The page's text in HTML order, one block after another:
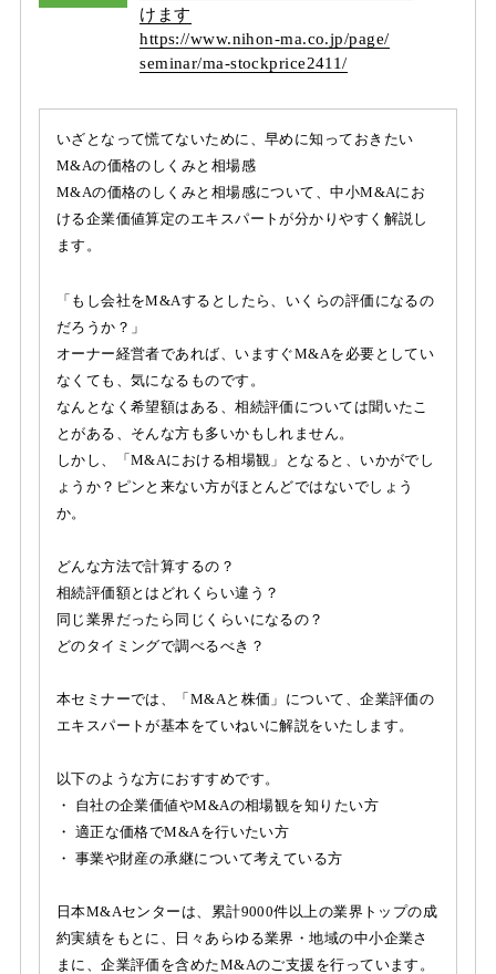
けます
https://www.nihon-ma.co.jp/page/
seminar/ma-stockprice2411/
いざとなって慌てないために、早めに知っておきたい
M&Aの価格のしくみと相場感
M&Aの価格のしくみと相場感について、中小M&Aにお
ける企業価値算定のエキスパートが分かりやすく解説し
ます。
「もし会社をM&Aするとしたら、いくらの評価になるの
だろうか？」
オーナー経営者であれば、いますぐM&Aを必要としてい
なくても、気になるものです。
なんとなく希望額はある、相続評価については聞いたこ
とがある、そんな方も多いかもしれません。
しかし、「M&Aにおける相場観」となると、いかがでし
ょうか？ピンと来ない方がほとんどではないでしょう
か。
どんな方法で計算するの？
相続評価額とはどれくらい違う？
同じ業界だったら同じくらいになるの？
どのタイミングで調べるべき？
本セミナーでは、「M&Aと株価」について、企業評価の
エキスパートが基本をていねいに解説をいたします。
以下のような方におすすめです。
・ 自社の企業価値やM&Aの相場観を知りたい方
・ 適正な価格でM&Aを行いたい方
・ 事業や財産の承継について考えている方
日本M&Aセンターは、累計9000件以上の業界トップの成
約実績をもとに、日々あらゆる業界・地域の中小企業さ
まに、企業評価を含めたM&Aのご支援を行っています。